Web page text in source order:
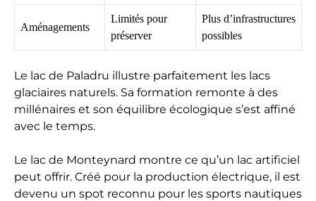
Aménagements
Limités pour
préserver
Plus d’infrastructures
possibles
Le lac de Paladru illustre parfaitement les lacs
glaciaires naturels. Sa formation remonte à des
millénaires et son équilibre écologique s’est affiné
avec le temps.
Le lac de Monteynard montre ce qu’un lac artificiel
peut offrir. Créé pour la production électrique, il est
devenu un spot reconnu pour les sports nautiques